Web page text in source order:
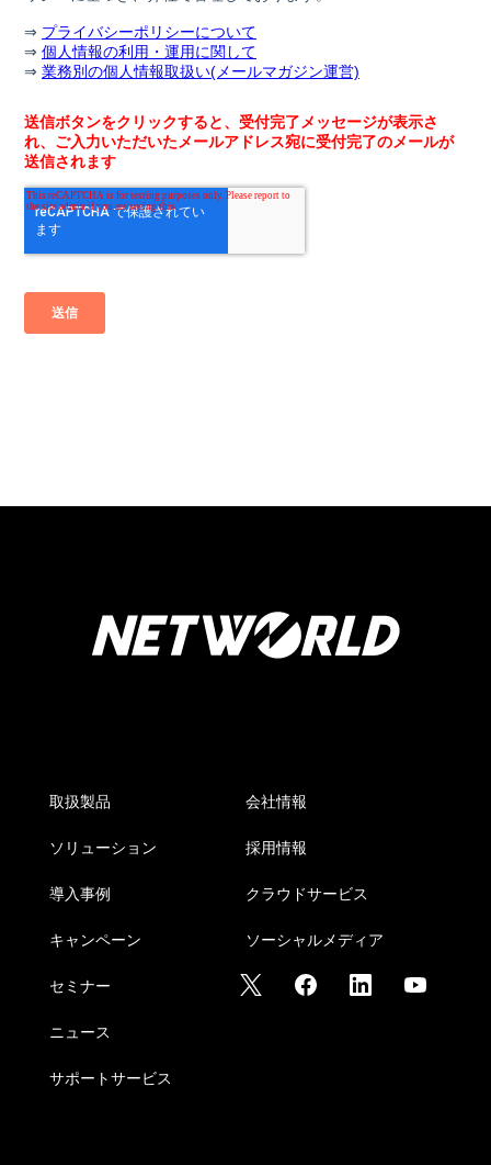
取扱製品
ソリューション
導入事例
キャンペーン
セミナー
ニュース
サポートサービス
会社情報
採用情報
クラウドサービス
ソーシャルメディア